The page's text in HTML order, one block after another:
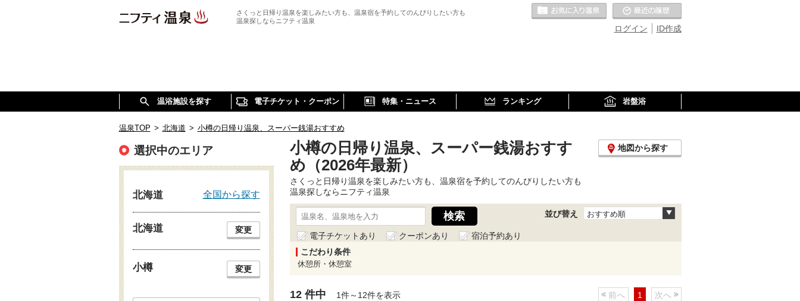
さくっと日帰り温泉を楽しみたい方も、温泉宿を予約してのんびりしたい方も
温泉探しならニフティ温泉
ID作成
ログイン
お気に入りの温泉
温浴施設を探す 電子チケット・クーポン 特集・ニュース ランキング 岩盤浴
温泉TOP > 北海道 > 小樽の日帰り温泉、スーパー銭湯おすすめ
小樽の日帰り温泉、スーパー銭湯おすす
め（2026年最新）
地図から探す
さくっと日帰り温泉を楽しみたい方も、温泉宿を予約してのんびりしたい方も
温泉探しならニフティ温泉
並び替え おすすめ順
電子チケットあり クーポンあり
宿泊予約あり
こだわり条件
休憩所・休憩室
12 件中 1件～12件を表示 前へ 1 次へ
選択中のエリア
北海道 全国から探す
北海道 変更
小樽 変更